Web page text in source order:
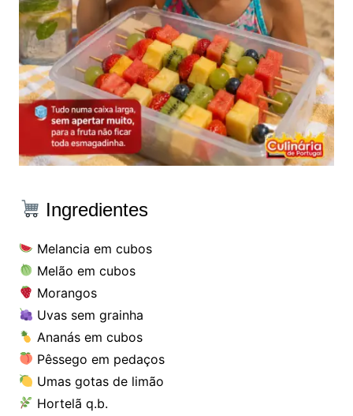
Ingredientes
Melancia em cubos
Melão em cubos
Morangos
Uvas sem grainha
Ananás em cubos
Pêssego em pedaços
Umas gotas de limão
Hortelã q.b.